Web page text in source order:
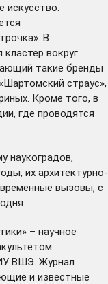
искусство.
В
вокруг
такие бренды
страус»,
Кроме того, в
где проводятся
наукоградов,
их архитектурно-
вызовы, с
– научное
ВШЭ. Журнал
и известные